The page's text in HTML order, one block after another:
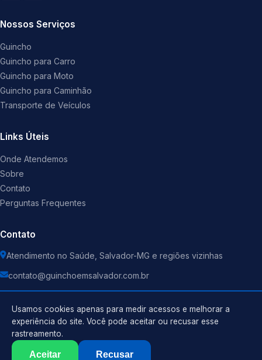
Nossos Serviços
Guincho
Guincho para Carro
Guincho para Moto
Guincho para Caminhão
Transporte de Veículos
Links Úteis
Onde Atendemos
Sobre
Contato
Perguntas Frequentes
Contato
Atendimento no Saúde, Salvador-MG e regiões vizinhas
contato@guinchoemsalvador.com.br
Guincho . Todos os direitos reservados.
Usamos cookies apenas para medir acessos e melhorar a
experiência do site. Você pode aceitar ou recusar esse
rastreamento.
Aceitar Recusar